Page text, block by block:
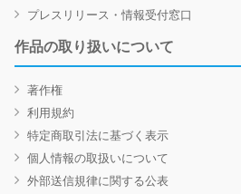
プレスリリース・情報受付窓口
作品の取り扱いについて
著作権
利用規約
特定商取引法に基づく表示
個人情報の取扱いについて
外部送信規律に関する公表